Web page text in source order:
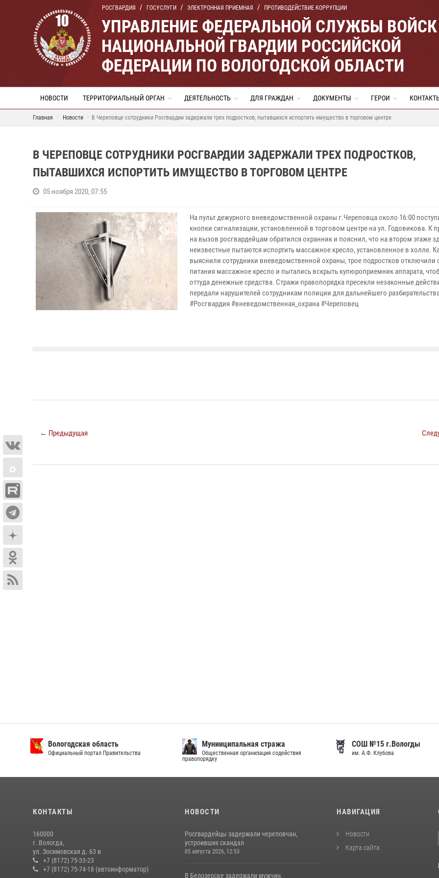
РОСГВАРДИЯ ГОСУСЛУГИ ЭЛЕКТРОННАЯ ПРИЕМНАЯ ПРОТИВОДЕЙСТВИЕ КОРРУПЦИИ
УПРАВЛЕНИЕ ФЕДЕРАЛЬНОЙ СЛУЖБЫ ВОЙСК
НАЦИОНАЛЬНОЙ ГВАРДИИ РОССИЙСКОЙ
ФЕДЕРАЦИИ ПО ВОЛОГОДСКОЙ ОБЛАСТИ
НОВОСТИ ТЕРРИТОРИАЛЬНЫЙ ОРГАН ДЕЯТЕЛЬНОСТЬ ДЛЯ ГРАЖДАН ДОКУМЕНТЫ ГЕРОИ
Главная Новости В Череповце сотрудники Росгвардии задержали трех подростков, пытавшихся испортить имущество в торговом центре
В ЧЕРЕПОВЦЕ СОТРУДНИКИ РОСГВАРДИИ ЗАДЕРЖАЛИ ТРЕХ ПОДРОСТКОВ,
ПЫТАВШИХСЯ ИСПОРТИТЬ ИМУЩЕСТВО В ТОРГОВОМ ЦЕНТРЕ
05 ноября 2020, 07:55
На пульт дежурного вневедомственной охраны г.Череповца около 16:00
кнопки сигнализации, установленной в торговом центре на ул. Годовикова. К
на вызов росгвардейцам обратился охранник и пояснил, что на втором этаже
неизвестные пытаются испортить массажное кресло, установленное в холле.
выяснили сотрудники вневедомственной охраны, трое подростков отключили
питания массажное кресло и пытались вскрыть купюроприемник аппарата,
оттуда денежные средства. Стражи правопорядка пресекли незаконные
передали нарушителей сотрудникам полиции для дальнейшего
#Росгвардия #вневедомственная_охрана #Череповец
← Предыдущая
Вологодская область
Официальный портал Правительства
Мунииципальная стража
Общественная организация содействия
правопорядку
СОШ №15 г.Вологды
им. А.Ф. Клубова
КОНТАКТЫ
160000
г. Вологда,
ул. Зосимовская д. 63 в
+7 (8172) 75-33-23
+7 (8172) 75-74-18 (автоинформатор)
НОВОСТИ
Росгвардейцы задержали череповчан,
устроивших скандал
05 августа 2026, 12:53
В Белозерске задержали мужчин,
НАВИГАЦИЯ
Новости
Карта сайта